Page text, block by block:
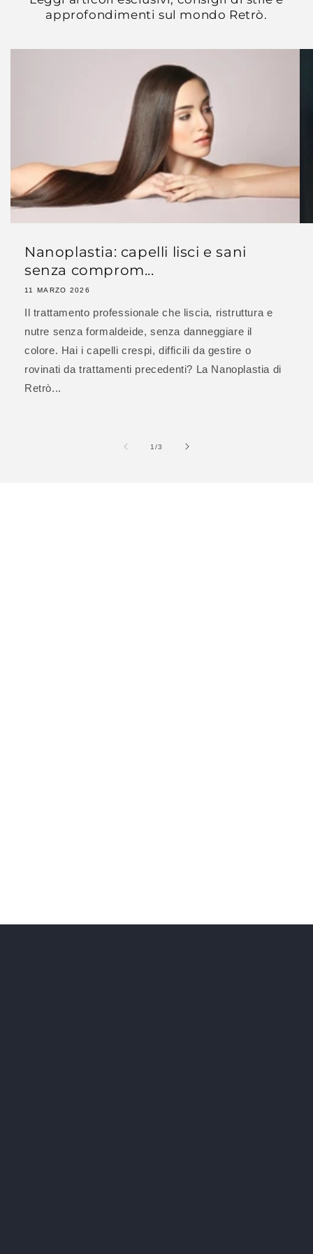
approfondimenti sul mondo Retrò.
Nanoplastia: capelli lisci e sani
senza comprom...
11 MARZO 2026
Il trattamento professionale che liscia, ristruttura e
nutre senza formaldeide, senza danneggiare il
colore. Hai i capelli crespi, difficili da gestire o
rovinati da trattamenti precedenti? La Nanoplastia di
Retrò...
1/su
3